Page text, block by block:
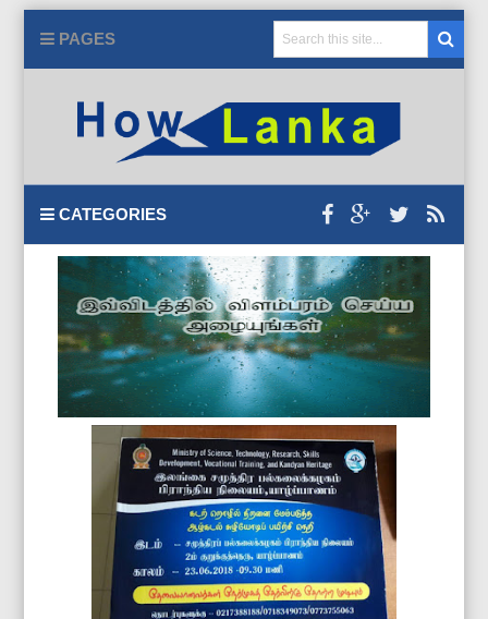
PAGES
CATEGORIES